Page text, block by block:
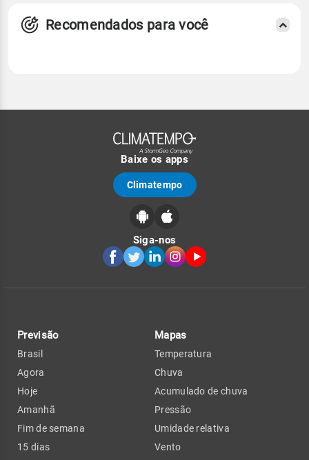
Recomendados para você
Baixe os apps
Climatempo
Siga-nos
Previsão
Brasil
Agora
Hoje
Amanhã
Fim de semana
15 dias
Mapas
Temperatura
Chuva
Acumulado de chuva
Pressão
Umidade relativa
Vento